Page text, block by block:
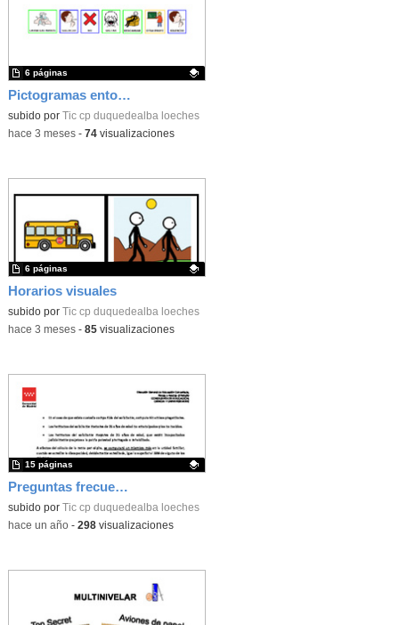
Pictogramas entorno educativo
Contenido educativo.
subido por Tic cp duquedealba loeches
6 páginas
-hace 3 meses- 74visualizaciones
Horarios visuales
Contenido educativo.
subido por Tic cp duquedealba loeches
6 páginas
-hace 3 meses- 85visualizaciones
Preguntas frecuentes BECAS COMEDOR 2025/2026
Contenido educativo.
subido por Tic cp duquedealba loeches
15 páginas
-hace un año- 298visualizaciones